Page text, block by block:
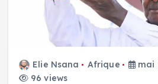
Elie Nsana Afrique
mai
96 views